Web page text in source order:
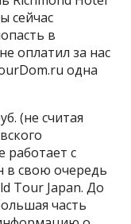
сейчас
в
оплатил за нас
одна
(не считая
работает с
в свою очередь
Tour Japan. До
часть